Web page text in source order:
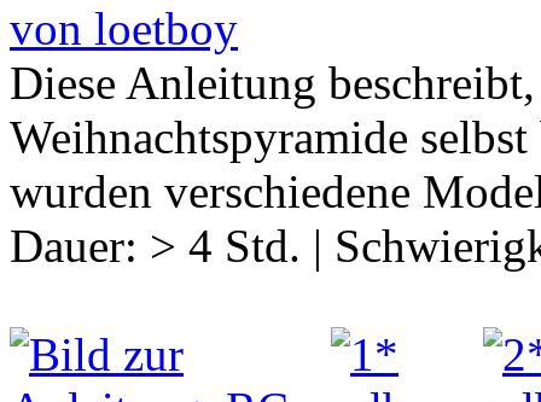
von loetboy
Diese Anleitung
Weihnachtspyramide
wurden verschiedene
Dauer: > 4 Std. |